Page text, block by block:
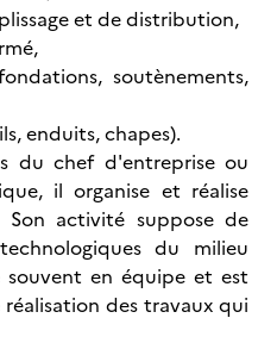
et de distribution,
soutènements,
enduits, chapes).
du chef d'entreprise ou
il organise et réalise
Son activité suppose de
du milieu
souvent en équipe et est
des travaux qui